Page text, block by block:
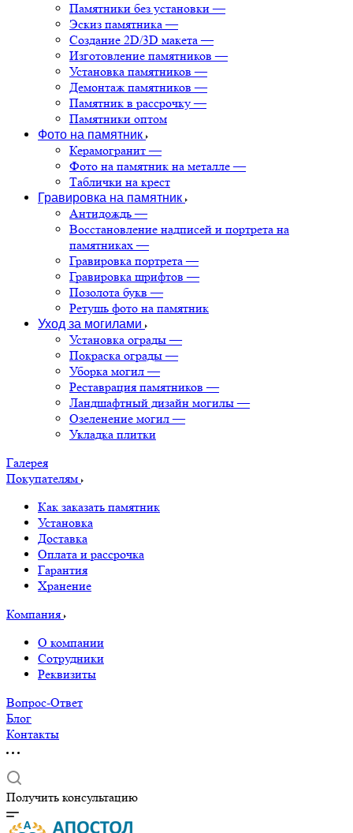
Памятники без установки —
Эскиз памятника —
Создание 2D/3D макета —
Изготовление памятников —
Установка памятников —
Демонтаж памятников —
Памятник в рассрочку —
Памятники оптом
Фото на памятник
Керамогранит —
Фото на памятник на металле —
Таблички на крест
Гравировка на памятник
Антидождь —
Восстановление надписей и портрета на
памятниках —
Гравировка портрета —
Гравировка шрифтов —
Позолота букв —
Ретушь фото на памятник
Уход за могилами
Установка ограды —
Покраска ограды —
Уборка могил —
Реставрация памятников —
Ландшафтный дизайн могилы —
Озеленение могил —
Укладка плитки
Галерея
Покупателям
Как заказать памятник
Установка
Доставка
Оплата и рассрочка
Гарантия
Хранение
Компания
О компании
Сотрудники
Реквизиты
Вопрос-Ответ
Блог
Контакты
Получить консультацию